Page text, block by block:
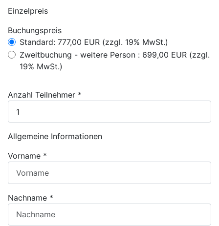
Einzelpreis
Buchungspreis
Buchungspreis
Standard: 777,00 EUR (zzgl. 19% MwSt.)
Zweitbuchung - weitere Person : 699,00 EUR (zzgl.
19% MwSt.)
Anzahl Teilnehmer *
Allgemeine Informationen
Vorname *
Nachname *